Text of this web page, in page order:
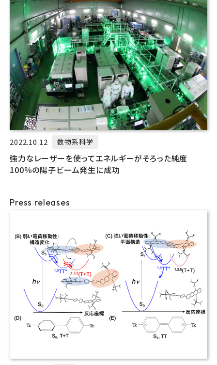
2022.10.12 数物系科学
強力なレーザーを使ってエネルギーがそろった純度
100％の陽子ビーム発生に成功
Press releases